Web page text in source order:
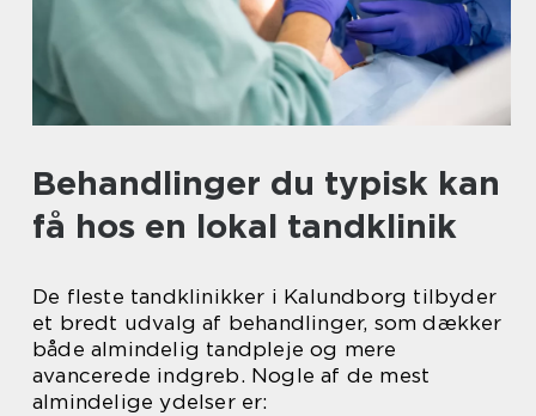
Behandlinger du typisk kan
få hos en lokal tandklinik
De fleste tandklinikker i Kalundborg tilbyder
et bredt udvalg af behandlinger, som dækker
både almindelig tandpleje og mere
avancerede indgreb. Nogle af de mest
almindelige ydelser er: